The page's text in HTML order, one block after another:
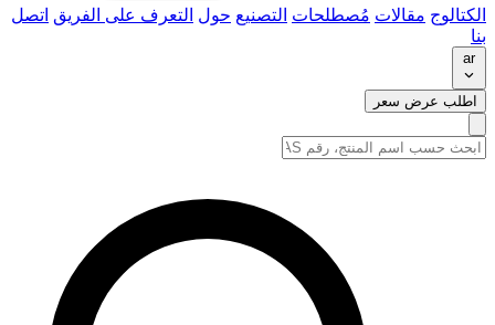
الكتالوج مقالات مُصطلحات التصنيع حول التعرف على الفريق اتصل
بنا
ar
اطلب عرض سعر